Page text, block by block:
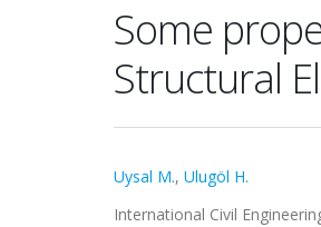
Some
Structural
Uysal M., Ulugöl H.
International Civil